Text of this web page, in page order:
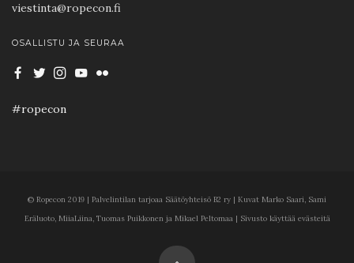
viestinta@ropecon.fi
OSALLISTU JA SEURAA
#ropecon
© Ropecon 2019 | Palvelintilan tarjoaa Säätöyhteisö B2 ry | Kuvat Marko Saari, Sami
Eräluoto, MiiaLiina, Tuomas Puikkonen ja Mikael Peltomaa | Sivusto käyttää evästeitä